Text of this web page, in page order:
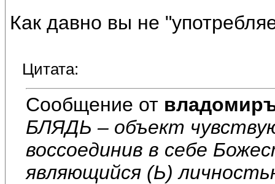
Как давно вы не
Цитата:
Сообщение от
БЛЯДЬ – объект
воссоединив в себе
являющийся (Ь)